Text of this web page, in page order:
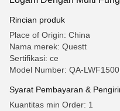
Rincian produk
Place of Origin: China
Nama merek: Questt
Sertifikasi: ce
Model Number: QA-
Syarat Pembayaran &
Kuantitas min Order: 1